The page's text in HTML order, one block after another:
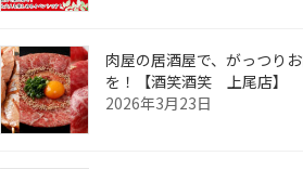
肉屋の居酒屋で、がっつり
を！【酒笑酒笑 上尾店】
2026年3月23日